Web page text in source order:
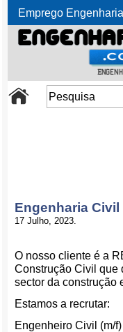
Emprego
Engenharia Civil
17 Julho, 2023.
O nosso cliente é a
Construção Civil que
sector da construção
Estamos a recrutar:
Engenheiro Civil (m/